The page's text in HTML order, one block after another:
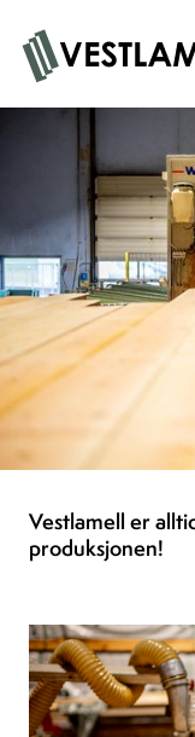
Vestlamell er
produksjonen!